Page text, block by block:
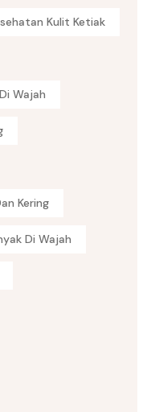
Kulit Ketiak
Wajah
Kering
Di Wajah